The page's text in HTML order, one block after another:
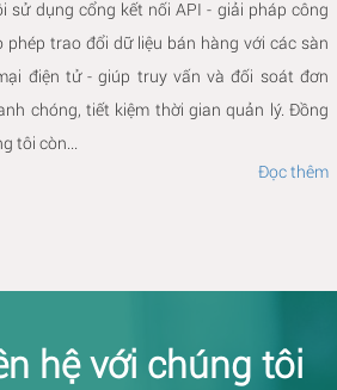
sử dụng cổng kết nối API - giải pháp công
phép trao đổi dữ liệu bán hàng với các sàn
điện tử - giúp truy vấn và đối soát đơn
chóng, tiết kiệm thời gian quản lý. Đồng
tôi còn...
Đọc thêm
hệ với chúng tôi